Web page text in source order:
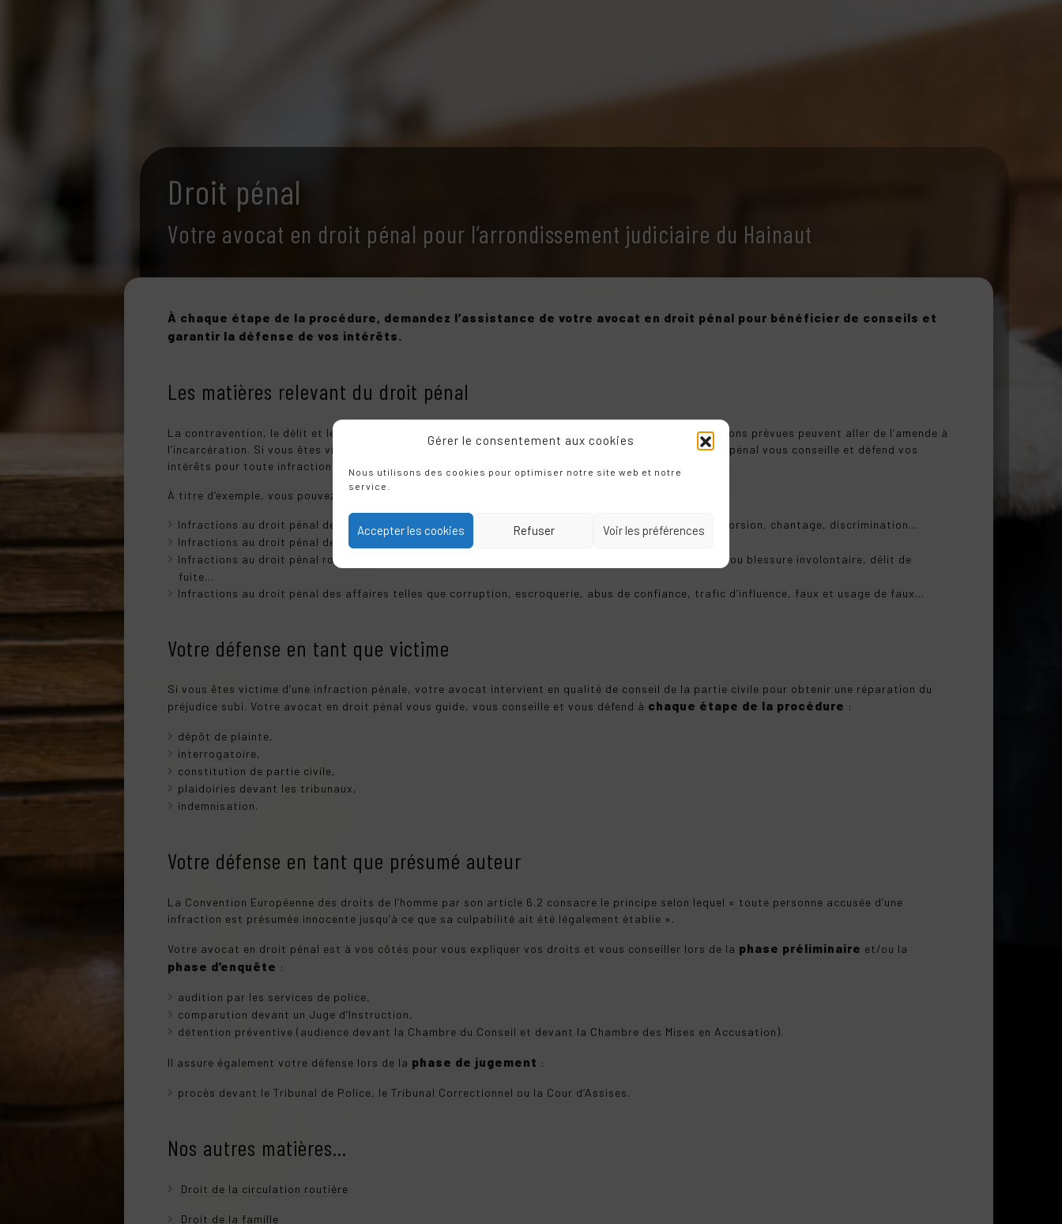
Gérer le consentement aux cookies
Nous utilisons des cookies pour optimiser notre site web et notre
service.
Accepter les cookies Refuser Voir les préférences
Droit pénal
Votre avocat en droit pénal pour l’arrondissement judiciaire du Hainaut
À chaque étape de la procédure, demandez l’assistance de votre avocat en droit pénal pour bénéficier de conseils et
garantir la défense de vos intérêts.
Les matières relevant du droit pénal
La contravention, le délit et le crime sont les trois catégories d’infractions au Code pénal. Les sanctions prévues peuvent aller de l’amende à
l’incarcération. Si vous êtes victime ou présumé auteur d’une infraction pénale, votre avocat en droit pénal vous conseille et défend vos
intérêts pour toute infraction concernant des biens ou des personnes.
À titre d’exemple, vous pouvez faire appel à votre avocat dans l’une des situations suivantes :
Infractions au droit pénal des personnes telles que violence volontaire, meurtre, agression, vol, extorsion, chantage, discrimination…
Infractions au droit pénal des biens tels que stupéfiants ou destruction des biens d’autrui…
Infractions au droit pénal routier telles que conduite sous l’emprise de drogue ou d’alcool, homicide ou blessure involontaire, délit de
fuite…
Infractions au droit pénal des affaires telles que corruption, escroquerie, abus de confiance, trafic d’influence, faux et usage de faux…
Votre défense en tant que victime
Si vous êtes victime d’une infraction pénale, votre avocat intervient en qualité de conseil de la partie civile pour obtenir une réparation du
préjudice subi. Votre avocat en droit pénal vous guide, vous conseille et vous défend à chaque étape de la procédure :
dépôt de plainte,
interrogatoire,
constitution de partie civile,
plaidoiries devant les tribunaux,
indemnisation.
Votre défense en tant que présumé auteur
La Convention Européenne des droits de l’homme par son article 6.2 consacre le principe selon lequel « toute personne accusée d’une
infraction est présumée innocente jusqu’à ce que sa culpabilité ait été légalement établie ».
Votre avocat en droit pénal est à vos côtés pour vous expliquer vos droits et vous conseiller lors de la phase préliminaire et/ou la
phase d’enquête :
audition par les services de police,
comparution devant un Juge d’Instruction,
détention préventive (audience devant la Chambre du Conseil et devant la Chambre des Mises en Accusation).
Il assure également votre défense lors de la phase de jugement :
procès devant le Tribunal de Police, le Tribunal Correctionnel ou la Cour d’Assises.
Nos autres matières...
Droit de la circulation routière
Droit de la famille